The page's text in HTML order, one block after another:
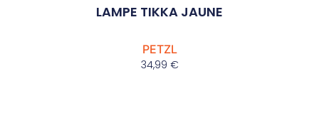
LAMPE TIKKA JAUNE
PETZL
34,99 €